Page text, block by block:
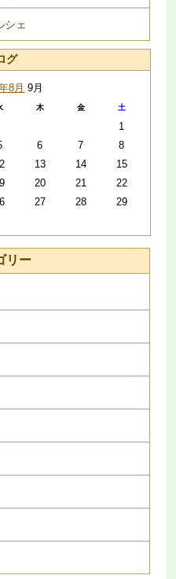
シェ
グ
8月 9月
木 金 土
1
6 7
8
13 14
15
20 21
22
27 28
29
リー